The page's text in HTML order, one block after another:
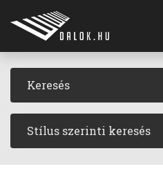
Stílus szerinti keresés